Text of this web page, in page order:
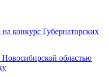
конкурс Губернаторских
областью